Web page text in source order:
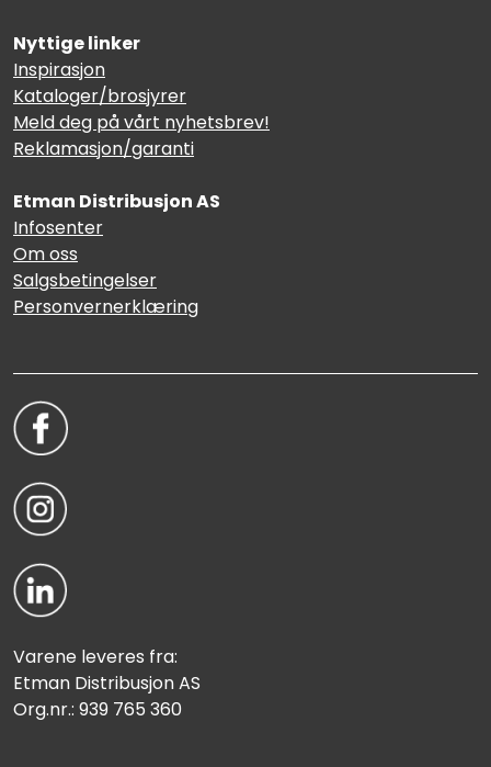
Nyttige linker
Inspirasjon
Kataloger/brosjyrer
Meld deg på vårt nyhetsbrev!
Reklamasjon/garanti
Etman Distribusjon AS
Infosenter
Om oss
Salgsbetingelser
Personvernerklæring
Varene leveres fra:
Etman Distribusjon AS
Org.nr.: 939 765 360